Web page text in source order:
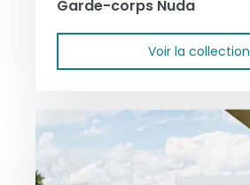
Garde-corps Nuda
Voir la collection